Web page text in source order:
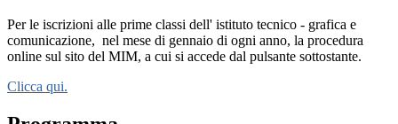
Per le iscrizioni alle prime classi dell' istituto tecnico - grafica e
comunicazione, nel mese di gennaio di ogni anno, la procedura
online sul sito del MIM, a cui si accede dal pulsante sottostante.
Clicca qui.